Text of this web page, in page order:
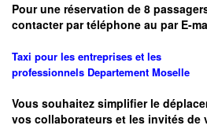
Pour une réservation de 8
contacter par téléphone au par E-
Taxi pour les entreprises et les
professionnels Departement Moselle
Vous souhaitez simplifier le
vos collaborateurs et les invités de